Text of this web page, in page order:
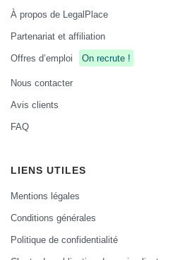
À propos de LegalPlace
Partenariat et affiliation
Offres d’emploi
On recrute !
Nous contacter
Avis clients
FAQ
LIENS UTILES
Mentions légales
Conditions générales
Politique de confidentialité